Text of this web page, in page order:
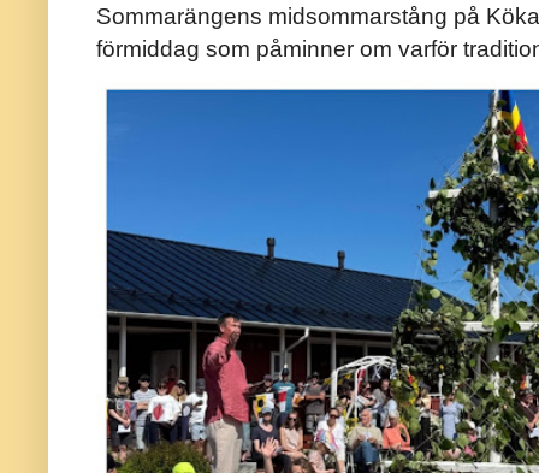
Sommarängens midsommarstång på
förmiddag som påminner om varför